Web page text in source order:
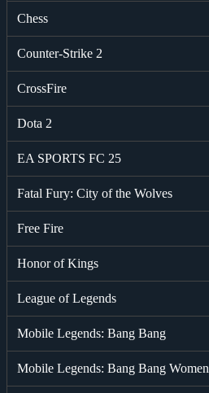
Chess
Counter-Strike 2
CrossFire
Dota 2
EA SPORTS FC 25
Fatal Fury: City of the Wolves
Free Fire
Honor of Kings
League of Legends
Mobile Legends: Bang Bang
Mobile Legends: Bang Bang Women